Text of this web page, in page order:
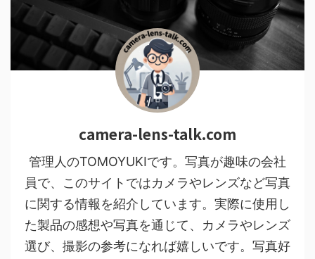
camera-lens-talk.com
管理人のTOMOYUKIです。写真が趣味の会社
員で、このサイトではカメラやレンズなど写真
に関する情報を紹介しています。実際に使用し
た製品の感想や写真を通じて、カメラやレンズ
選び、撮影の参考になれば嬉しいです。写真好